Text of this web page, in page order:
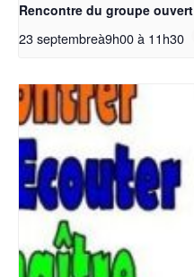
Rencontre du groupe ouvert
23 septembreà9h00à 11h30